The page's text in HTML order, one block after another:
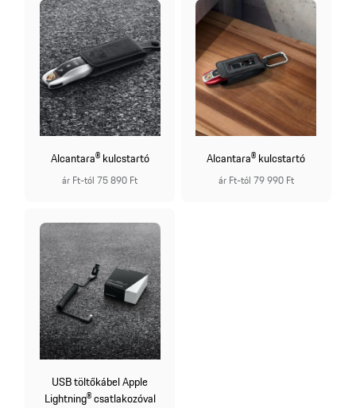
Alcantara® kulcstartó
ár Ft-tól 75 890 Ft
Alcantara® kulcstartó
ár Ft-tól 79 990 Ft
USB töltőkábel Apple
Lightning® csatlakozóval